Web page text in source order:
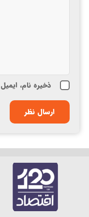
ذخیره نام،